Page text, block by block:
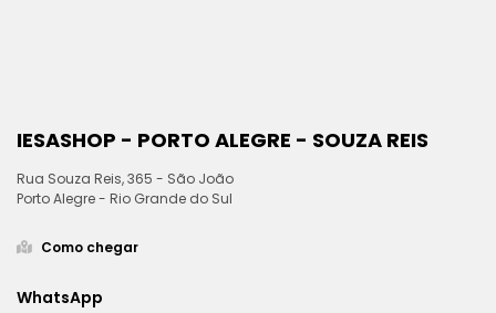
IESASHOP - PORTO ALEGRE - SOUZA REIS
Rua Souza Reis, 365 - São João
Porto Alegre - Rio Grande do Sul
Como chegar
WhatsApp